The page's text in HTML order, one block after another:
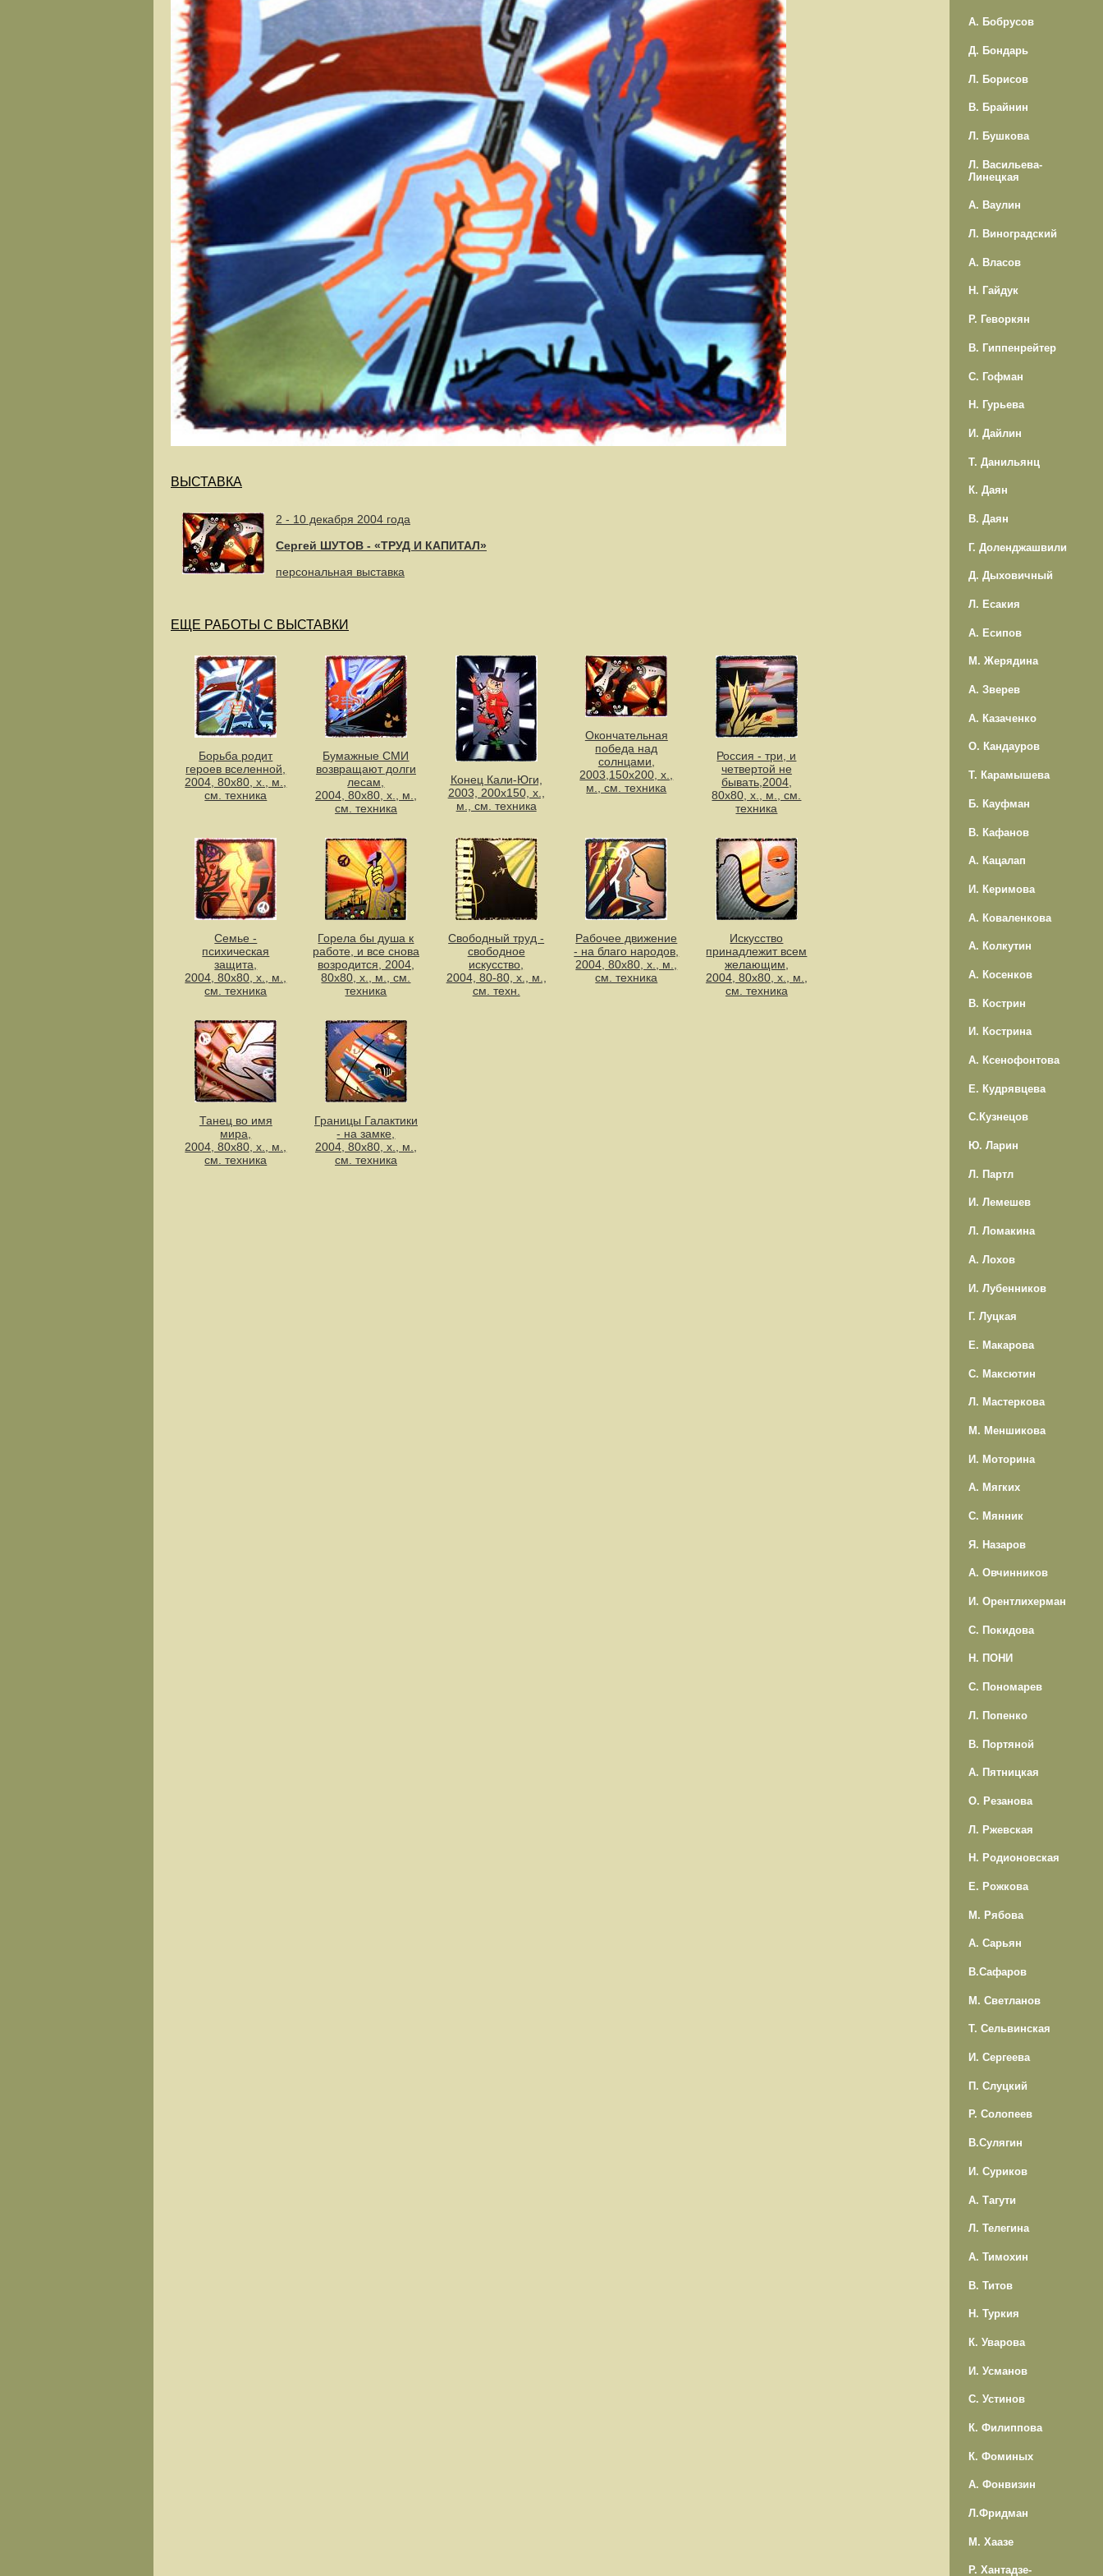
ВЫСТАВКА
2 - 10 декабря 2004 года
Cергей ШУТОВ - «ТРУД И КАПИТАЛ»
персональная выставка
ЕЩЕ РАБОТЫ С ВЫСТАВКИ
Борьба родит
героев вселенной,
2004, 80х80, х., м.,
см. техника
Бумажные СМИ
возвращают долги
лесам,
2004, 80х80, х., м.,
см. техника
Конец Кали-Юги,
2003, 200х150, х.,
м., см. техника
Окончательная
победа над
солнцами,
2003,150х200, х.,
м., см. техника
Россия - три, и
четвертой не
бывать,2004,
80х80, х., м., см.
техника
Семье -
психическая
защита,
2004, 80х80, х., м.,
см. техника
Горела бы душа к
работе, и все снова
возродится, 2004,
80х80, х., м., см.
техника
Свободный труд -
свободное
искусство,
2004, 80-80, х., м.,
см. техн.
Рабочее движение
- на благо народов,
2004, 80х80, х., м.,
см. техника
Искусство
принадлежит всем
желающим,
2004, 80х80, х., м.,
см. техника
Танец во имя
мира,
2004, 80х80, х., м.,
см. техника
Границы Галактики
- на замке,
2004, 80х80, х., м.,
см. техника
А. Бобрусов
Д. Бондарь
Л. Борисов
В. Брайнин
Л. Бушкова
Л. Васильева-
Линецкая
А. Ваулин
Л. Виноградский
А. Власов
Н. Гайдук
Р. Геворкян
В. Гиппенрейтер
С. Гофман
Н. Гурьева
И. Дайлин
Т. Данильянц
К. Даян
В. Даян
Г. Доленджашвили
Д. Дыховичный
Л. Есакия
А. Есипов
М. Жерядина
А. Зверев
А. Казаченко
О. Кандауров
Т. Карамышева
Б. Кауфман
В. Кафанов
А. Кацалап
И. Керимова
А. Коваленкова
А. Колкутин
А. Косенков
В. Кострин
И. Кострина
А. Ксенофонтова
Е. Кудрявцева
С.Кузнецов
Ю. Ларин
Л. Партл
И. Лемешев
Л. Ломакина
А. Лохов
И. Лубенников
Г. Луцкая
Е. Макарова
С. Максютин
Л. Мастеркова
М. Меншикова
И. Моторина
А. Мягких
С. Мянник
Я. Назаров
А. Овчинников
И. Орентлихерман
С. Покидова
Н. ПОНИ
С. Пономарев
Л. Попенко
В. Портяной
А. Пятницкая
О. Резанова
Л. Ржевская
Н. Родионовская
Е. Рожкова
М. Рябова
А. Сарьян
В.Сафаров
М. Светланов
Т. Сельвинская
И. Сергеева
П. Слуцкий
Р. Солопеев
В.Сулягин
И. Суриков
А. Тагути
Л. Телегина
А. Тимохин
В. Титов
Н. Туркия
К. Уварова
И. Усманов
С. Устинов
К. Филиппова
К. Фоминых
А. Фонвизин
Л.Фридман
М. Хаазе
Р. Хантадзе-